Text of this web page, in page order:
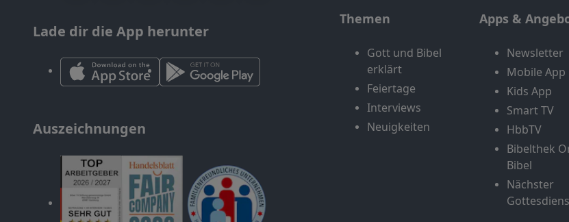
Lade dir die App herunter
Auszeichnungen
Themen
Gott und Bibel
erklärt
Feiertage
Interviews
Neuigkeiten
Apps &
Newsletter
Mobile App
Kids App
Smart TV
HbbTV
Bibelthek
Bibel
Nächster